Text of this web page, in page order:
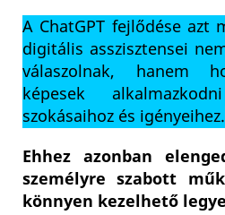
A ChatGPT fejlődése azt
digitális asszisztensei
válaszolnak, hanem
képesek
szokásaihoz és igényeihez.
Ehhez azonban
személyre szabott
könnyen kezelhető